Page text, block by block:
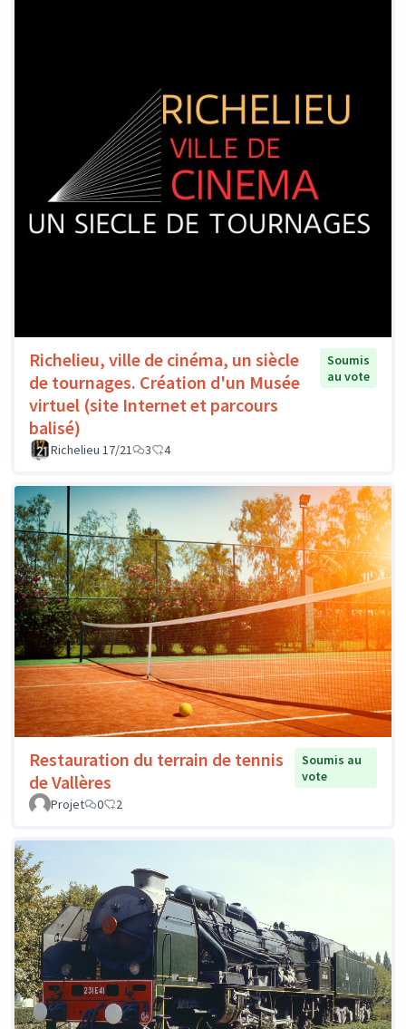
Richelieu, ville de cinéma, un siècle
de tournages. Création d'un Musée
virtuel (site Internet et parcours
balisé)
Soumis
au vote
Richelieu 17/21 3 4
Restauration du terrain de tennis
de Vallères
Soumis au
vote
Projet
0 2